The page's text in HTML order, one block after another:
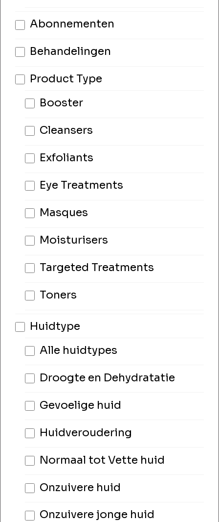
Abonnementen
Behandelingen
Product Type
Booster
Cleansers
Exfoliants
Eye Treatments
Masques
Moisturisers
Targeted Treatments
Toners
Huidtype
Alle huidtypes
Droogte en Dehydratatie
Gevoelige huid
Huidveroudering
Normaal tot Vette huid
Onzuivere huid
Onzuivere jonge huid